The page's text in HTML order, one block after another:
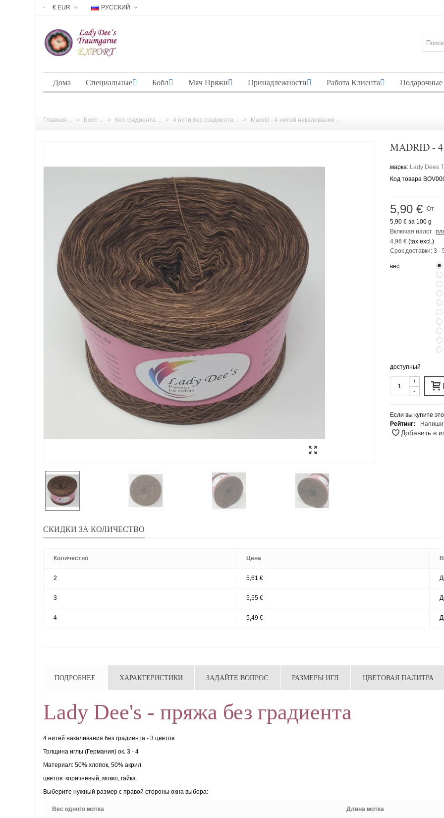
€ EUR РУССКИЙ
Дома Специальные Бобл Мяч Пряжи Принадлежности Работа Клиента
Главная ... > Бобл ... > без градиента ... > 4 нити без градиента ... > Madrid - 4 нитей накаливания ...
MADRID
марка: Lady Dees
Код товара
От
5,90 €
5,90 €за 100 g
Включая налог
4,96 € (tax excl.)
Срок доставки: 3 -
вес
доступный
-
+
Если вы купите
Рейтинг:
Добавить в
СКИДКИ ЗА КОЛИЧЕСТВО
Количество Цена
2 5,61 €
3 5,55 €
4 5,49 €
ПОДРОБНЕЕ ХАРАКТЕРИСТИКИ ЗАДАЙТЕ ВОПРОС РАЗМЕРЫ ИГЛ ЦВЕТОВАЯ ПАЛИТРА
Lady Dee's - пряжа без градиента
4 нитей накаливания без градиента - 3 цветов
Толщина иглы (Германия) ок. 3 - 4
Материал: 50% хлопок, 50% акрил
цветов: коричневый, мокко, гайка.
Выберите нужный размер с правой стороны окна выбора:
Вес одного мотка Длина мотка